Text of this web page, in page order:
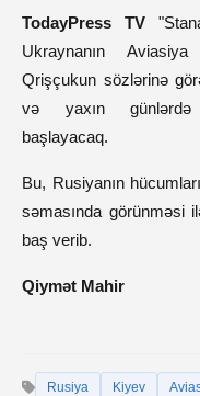
TodayPress TV
Ukraynanın
Qrişçukun sözlərinə
və yaxın günlərdə
başlayacaq.
Bu, Rusiyanın
səmasında görünməsi
baş verib.
Qiymət Mahir
Rusiya Kiyev